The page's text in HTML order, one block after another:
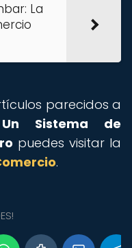
La
parecidos a
Sistema de
puedes visitar la
.